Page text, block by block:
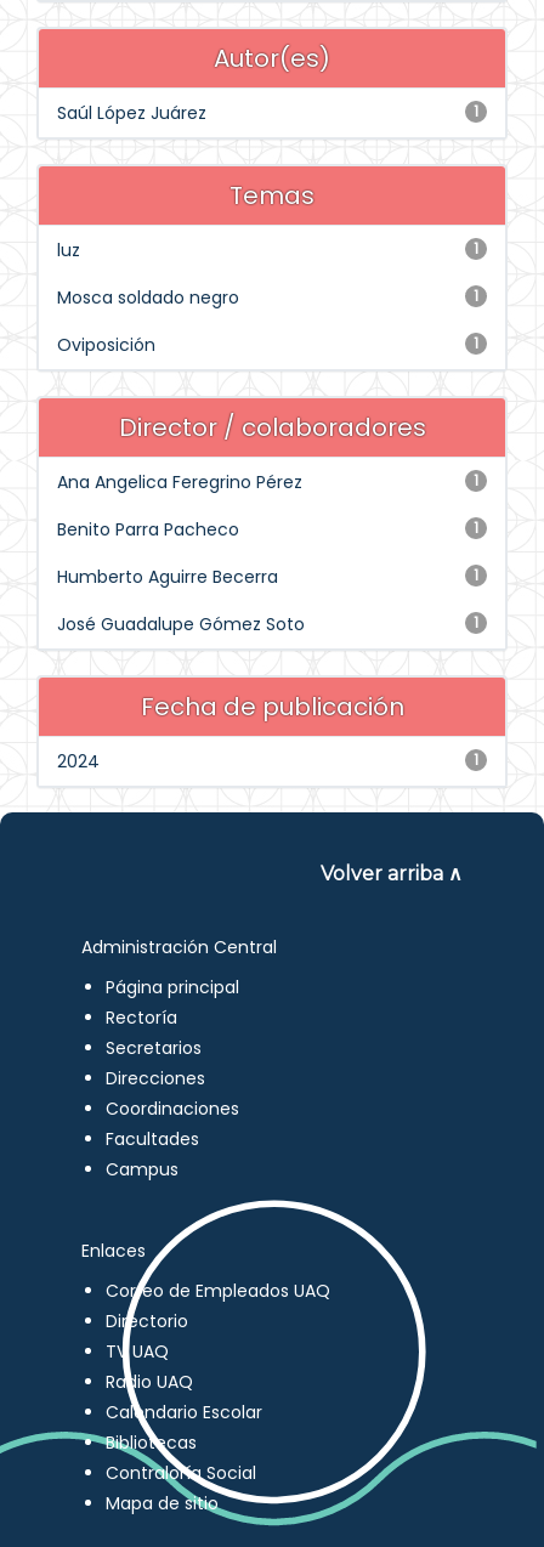
Autor(es)
1
Saúl López Juárez
Temas
1
luz
1
Mosca soldado negro
1
Oviposición
Director / colaboradores
1
Ana Angelica Feregrino Pérez
1
Benito Parra Pacheco
1
Humberto Aguirre Becerra
1
José Guadalupe Gómez Soto
Fecha de publicación
1
2024
Volver arriba ∧
Administración Central
Página principal
Rectoría
Secretarios
Direcciones
Coordinaciones
Facultades
Campus
Enlaces
Correo de Empleados UAQ
Directorio
TV UAQ
Radio UAQ
Calendario Escolar
Bibliotecas
Contraloría Social
Mapa de sitio